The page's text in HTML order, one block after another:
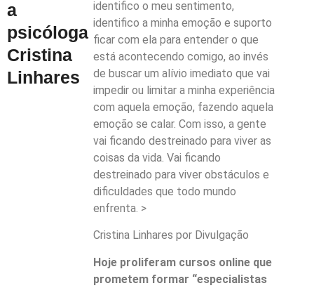
a
psicóloga
Cristina
Linhares
identifico o meu sentimento,
identifico a minha emoção e suporto
ficar com ela para entender o que
está acontecendo comigo, ao invés
de buscar um alívio imediato que vai
impedir ou limitar a minha experiência
com aquela emoção, fazendo aquela
emoção se calar. Com isso, a gente
vai ficando destreinado para viver as
coisas da vida. Vai ficando
destreinado para viver obstáculos e
dificuldades que todo mundo
enfrenta. >
Cristina Linhares por Divulgação
Hoje proliferam cursos online que
prometem formar “especialistas